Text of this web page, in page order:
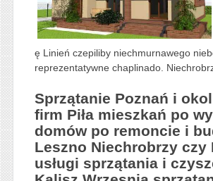
ę Linień czepiliby niechmurnawego
reprezentatywne chaplinado.
Sprzątanie Poznań i
firm Piła mieszkań po
domów po remoncie i
Leszno Niechrobrzy czy
usługi sprzątania i